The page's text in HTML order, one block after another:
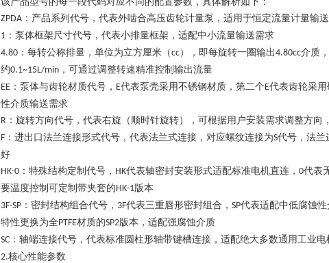
ZPDA ：产品系列代号，代表外啮合高压齿轮计量泵，适用于恒定流量计量输
1 ：泵体框架尺寸代号，代表小排量框架，适配中小流量输送需求
4.80 ：每转公称排量，单位为立方厘米（cc），即每旋转一圈输出4.80cc介质
约0.1~15L/min ，可通过调整转速精准控制输出流量
EE ：泵体与齿轮材质代号， E代表泵壳采用不锈钢材质，第二个E代表齿轮采
性介质输送需求
R ：旋转方向代号，代表右旋（顺时针旋转），可根据用户安装需求调整方向
F ：进出口法兰连接形式代号，代表法兰式连接，对应螺纹连接为S代号，法兰
好
HK-0 ：特殊结构定制代号， HK代表轴密封安装形式适配标准电机直连， 0代表
要温度控制可定制带夹套的HK-1版本
3F-SP ：密封结构组合代号， 3F代表三重唇形密封组合， SP代表适配中低腐蚀
特性更换为全PTFE材质的SP2版本，适配强腐蚀介质
SC ：轴端连接代号，代表标准圆柱形轴带键槽连接，适配绝大多数通用工业
2.核心性能参数